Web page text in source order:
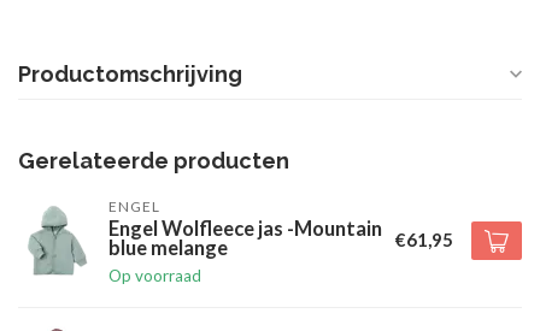
Productomschrijving
Gerelateerde producten
ENGEL
Engel Wolfleece jas -Mountain
blue melange
Op voorraad
€61,95